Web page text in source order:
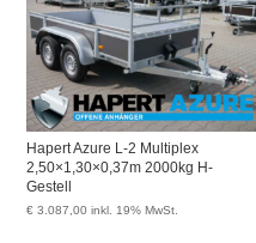
Hapert Azure L-2 Multiplex
2,50×1,30×0,37m 2000kg H-
Gestell
€ 3.087,00 inkl. 19% MwSt.